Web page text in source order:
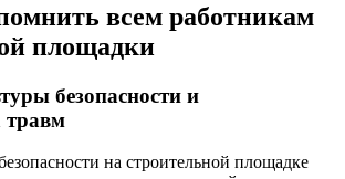
всем работникам
площадки
безопасности и
травм
на строительной площадке